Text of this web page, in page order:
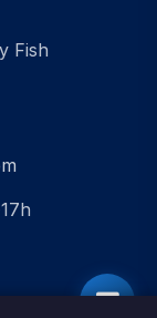
Fish